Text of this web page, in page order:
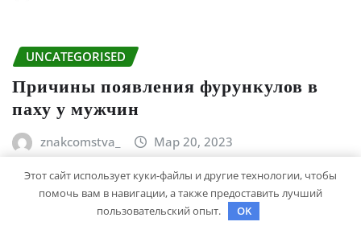
UNCATEGORISED
Причины появления фурункулов в
паху у мужчин
znakcomstva_ Мар 20, 2023
UNCATEGORISED
Этот сайт использует куки-файлы и другие технологии, чтобы
помочь вам в навигации, а также предоставить лучший
пользовательский опыт.
OK